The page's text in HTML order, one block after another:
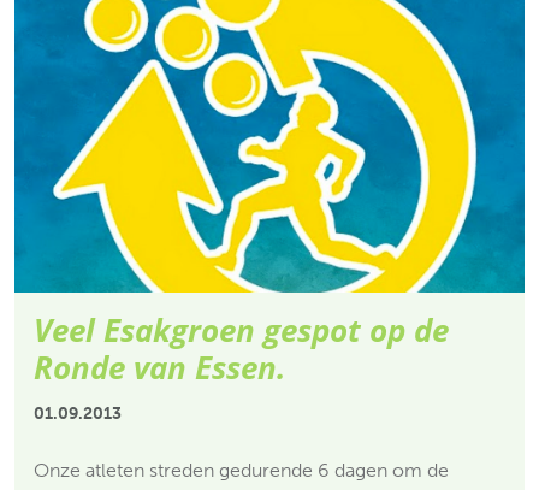
Veel Esakgroen gespot op de
Ronde van Essen.
01.09.2013
Onze atleten streden gedurende 6 dagen om de